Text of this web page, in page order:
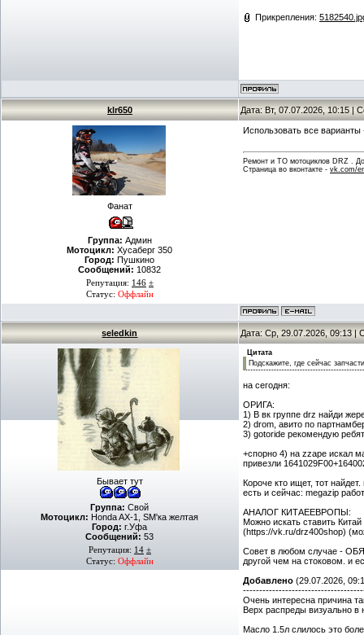
Прикрепления:
klr650 Дата: Вт, 07.07.2026, 10:15 |
Фанат
Группа: Админ
Мотоцикл: Хусаберг 350
Город: Пушкино
Сообщений: 10832
Репутация: 146 ±
Статус: Оффлайн
Использовать все
Ремонт и ТО мотоциклов DRZ .
Страница во вконтакте - vk.com/
seledkin Дата: Ср, 29.07.2026, 09:13 |
Бывает тут
Группа: Свой
Мотоцикл: Honda AX-1, SM'ка желтая
Город: г.Уфа
Сообщений: 53
Репутация: 14 ±
Статус: Оффлайн
Цитата
Подскажите, где сейчас
на сегодня:
ОРИГА:
1) В вк группе drz найди
2) drom, авито по
3) gotoride рекомендую
+спорно 4) на zzape искал
привезли
Короче кто ищет, тот
есть и сейчас: megazip
АНАЛОГ КИТАЕЕВРОПЫ:
Можно искать ставить
(https://vk.ru/drz400shop)
Совет в любом случае -
другой чем на стоковом. и
Добавлено (29.07.2026,
Очень интересна причина
Верх распреды визуально в
Масло 1.5л слилось это